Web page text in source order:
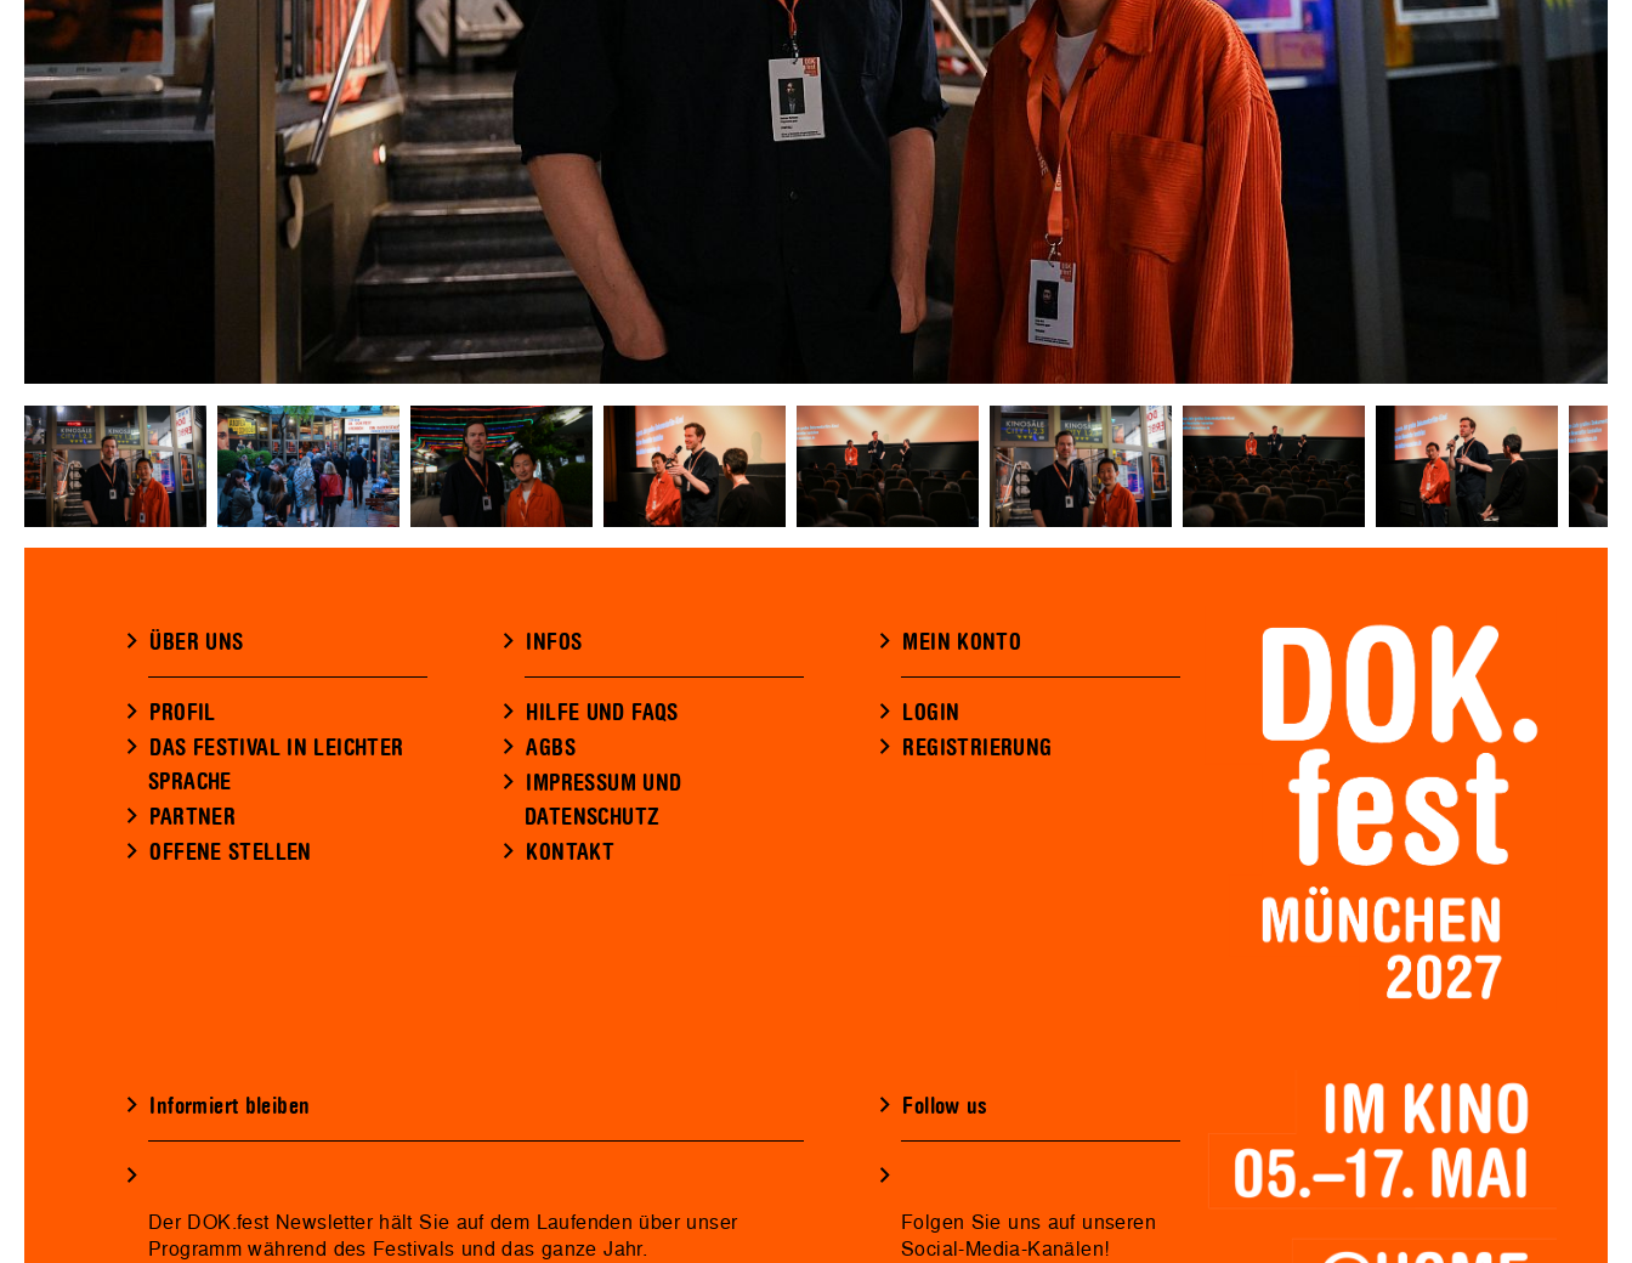
ÜBER UNS
PROFIL
DAS FESTIVAL IN LEICHTER
SPRACHE
PARTNER
OFFENE STELLEN
INFOS
HILFE UND FAQS
AGBS
IMPRESSUM UND
DATENSCHUTZ
KONTAKT
MEIN KONTO
LOGIN
REGISTRIERUNG
Informiert bleiben
Der DOK.fest Newsletter hält Sie auf dem Laufenden über unser
Programm während des Festivals und das ganze Jahr.
Follow us
Folgen Sie uns auf unseren
Social-Media-Kanälen!